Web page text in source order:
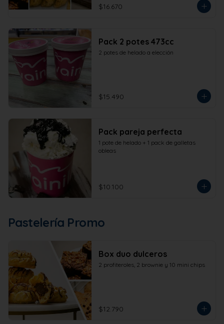
$16.670
Pack 2 potes 473cc
2 potes de helado a elección
$15.490
Pack pareja perfecta
1 pote de helado + 1 pack de galletas
obleas
$10.100
Pastelería Promo
Box duo dulceros
2 profiteroles, 2 brownie y 10 mini chips
$12.790